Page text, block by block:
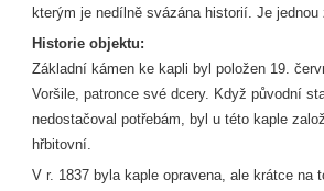
kterým je nedílně svázána historií. Je jednou
Historie objektu:
Základní kámen ke kapli byl položen 19.
Voršile, patronce své dcery. Když původní
nedostačoval potřebám, byl u této kaple
hřbitovní.
V r. 1837 byla kaple opravena, ale krátce